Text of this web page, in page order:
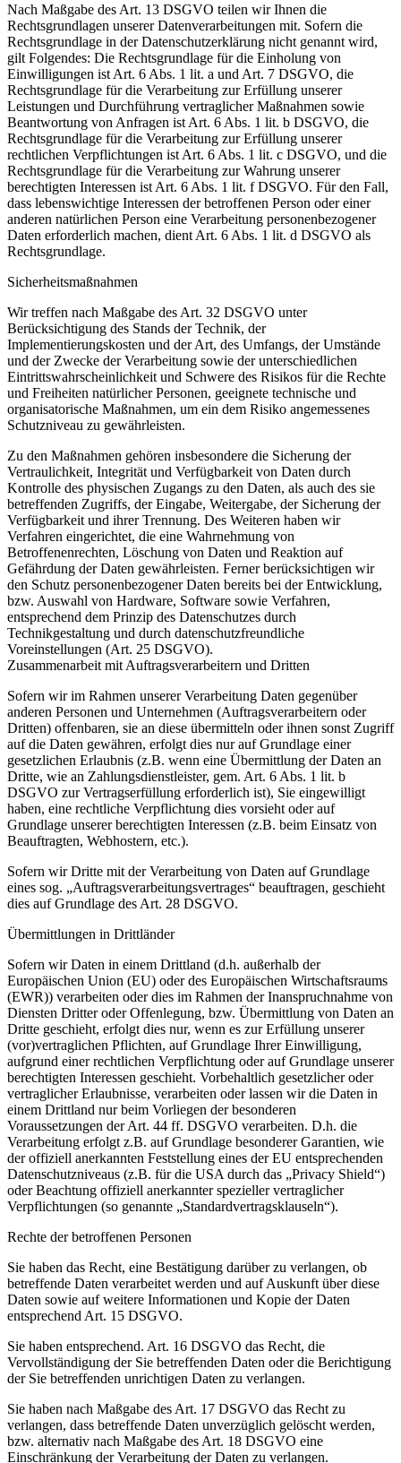
Nach Maßgabe des Art. 13 DSGVO teilen wir Ihnen die
Rechtsgrundlagen unserer Datenverarbeitungen mit. Sofern die
Rechtsgrundlage in der Datenschutzerklärung nicht genannt wird,
gilt Folgendes: Die Rechtsgrundlage für die Einholung von
Einwilligungen ist Art. 6 Abs. 1 lit. a und Art. 7 DSGVO, die
Rechtsgrundlage für die Verarbeitung zur Erfüllung unserer
Leistungen und Durchführung vertraglicher Maßnahmen sowie
Beantwortung von Anfragen ist Art. 6 Abs. 1 lit. b DSGVO, die
Rechtsgrundlage für die Verarbeitung zur Erfüllung unserer
rechtlichen Verpflichtungen ist Art. 6 Abs. 1 lit. c DSGVO, und die
Rechtsgrundlage für die Verarbeitung zur Wahrung unserer
berechtigten Interessen ist Art. 6 Abs. 1 lit. f DSGVO. Für den Fall,
dass lebenswichtige Interessen der betroffenen Person oder einer
anderen natürlichen Person eine Verarbeitung personenbezogener
Daten erforderlich machen, dient Art. 6 Abs. 1 lit. d DSGVO als
Rechtsgrundlage.
Sicherheitsmaßnahmen
Wir treffen nach Maßgabe des Art. 32 DSGVO unter
Berücksichtigung des Stands der Technik, der
Implementierungskosten und der Art, des Umfangs, der Umstände
und der Zwecke der Verarbeitung sowie der unterschiedlichen
Eintrittswahrscheinlichkeit und Schwere des Risikos für die Rechte
und Freiheiten natürlicher Personen, geeignete technische und
organisatorische Maßnahmen, um ein dem Risiko angemessenes
Schutzniveau zu gewährleisten.
Zu den Maßnahmen gehören insbesondere die Sicherung der
Vertraulichkeit, Integrität und Verfügbarkeit von Daten durch
Kontrolle des physischen Zugangs zu den Daten, als auch des sie
betreffenden Zugriffs, der Eingabe, Weitergabe, der Sicherung der
Verfügbarkeit und ihrer Trennung. Des Weiteren haben wir
Verfahren eingerichtet, die eine Wahrnehmung von
Betroffenenrechten, Löschung von Daten und Reaktion auf
Gefährdung der Daten gewährleisten. Ferner berücksichtigen wir
den Schutz personenbezogener Daten bereits bei der Entwicklung,
bzw. Auswahl von Hardware, Software sowie Verfahren,
entsprechend dem Prinzip des Datenschutzes durch
Technikgestaltung und durch datenschutzfreundliche
Voreinstellungen (Art. 25 DSGVO).
Zusammenarbeit mit Auftragsverarbeitern und Dritten
Sofern wir im Rahmen unserer Verarbeitung Daten gegenüber
anderen Personen und Unternehmen (Auftragsverarbeitern oder
Dritten) offenbaren, sie an diese übermitteln oder ihnen sonst Zugriff
auf die Daten gewähren, erfolgt dies nur auf Grundlage einer
gesetzlichen Erlaubnis (z.B. wenn eine Übermittlung der Daten an
Dritte, wie an Zahlungsdienstleister, gem. Art. 6 Abs. 1 lit. b
DSGVO zur Vertragserfüllung erforderlich ist), Sie eingewilligt
haben, eine rechtliche Verpflichtung dies vorsieht oder auf
Grundlage unserer berechtigten Interessen (z.B. beim Einsatz von
Beauftragten, Webhostern, etc.).
Sofern wir Dritte mit der Verarbeitung von Daten auf Grundlage
eines sog. „Auftragsverarbeitungsvertrages“ beauftragen, geschieht
dies auf Grundlage des Art. 28 DSGVO.
Übermittlungen in Drittländer
Sofern wir Daten in einem Drittland (d.h. außerhalb der
Europäischen Union (EU) oder des Europäischen Wirtschaftsraums
(EWR)) verarbeiten oder dies im Rahmen der Inanspruchnahme von
Diensten Dritter oder Offenlegung, bzw. Übermittlung von Daten an
Dritte geschieht, erfolgt dies nur, wenn es zur Erfüllung unserer
(vor)vertraglichen Pflichten, auf Grundlage Ihrer Einwilligung,
aufgrund einer rechtlichen Verpflichtung oder auf Grundlage unserer
berechtigten Interessen geschieht. Vorbehaltlich gesetzlicher oder
vertraglicher Erlaubnisse, verarbeiten oder lassen wir die Daten in
einem Drittland nur beim Vorliegen der besonderen
Voraussetzungen der Art. 44 ff. DSGVO verarbeiten. D.h. die
Verarbeitung erfolgt z.B. auf Grundlage besonderer Garantien, wie
der offiziell anerkannten Feststellung eines der EU entsprechenden
Datenschutzniveaus (z.B. für die USA durch das „Privacy Shield“)
oder Beachtung offiziell anerkannter spezieller vertraglicher
Verpflichtungen (so genannte „Standardvertragsklauseln“).
Rechte der betroffenen Personen
Sie haben das Recht, eine Bestätigung darüber zu verlangen, ob
betreffende Daten verarbeitet werden und auf Auskunft über diese
Daten sowie auf weitere Informationen und Kopie der Daten
entsprechend Art. 15 DSGVO.
Sie haben entsprechend. Art. 16 DSGVO das Recht, die
Vervollständigung der Sie betreffenden Daten oder die Berichtigung
der Sie betreffenden unrichtigen Daten zu verlangen.
Sie haben nach Maßgabe des Art. 17 DSGVO das Recht zu
verlangen, dass betreffende Daten unverzüglich gelöscht werden,
bzw. alternativ nach Maßgabe des Art. 18 DSGVO eine
Einschränkung der Verarbeitung der Daten zu verlangen.